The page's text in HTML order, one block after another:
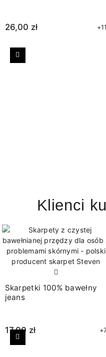
26,00 zł +11
Poprzedni
Klienci
Skarpetki 100% bawełny
jeans
17,00 zł
Poprzedni